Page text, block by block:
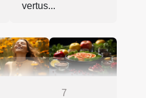
vertus...
7